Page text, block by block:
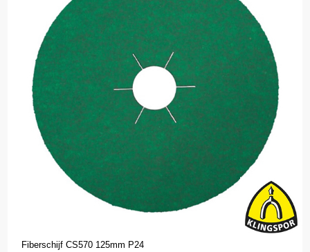
Fiberschijf CS570 125mm P24